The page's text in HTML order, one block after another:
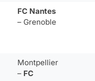
FC Nantes
– Grenoble
Montpellier
– FC